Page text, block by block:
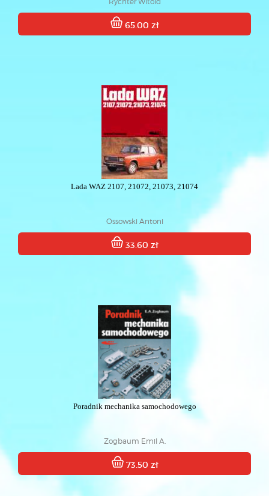
65.00 zł
Lada WAZ 2107, 21072, 21073, 21074
Ossowski Antoni
33.60 zł
Poradnik mechanika samochodowego
Zogbaum Emil A.
73.50 zł